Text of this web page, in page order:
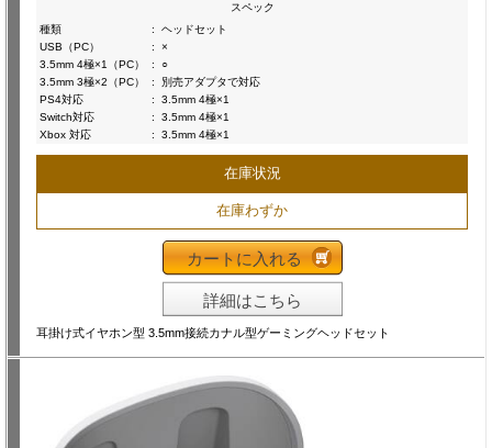
スペック
種類
:
ヘッドセット
USB（PC）
:
×
3.5mm 4極×1（PC）
:
○
3.5mm 3極×2（PC）
:
別売アダプタで対応
PS4対応
:
3.5mm 4極×1
Switch対応
:
3.5mm 4極×1
Xbox 対応
: 3.5mm 4極×1
在庫状況
在庫わずか
カートに入れる
詳細はこちら
耳掛け式イヤホン型 3.5mm接続カナル型ゲーミングヘッドセット